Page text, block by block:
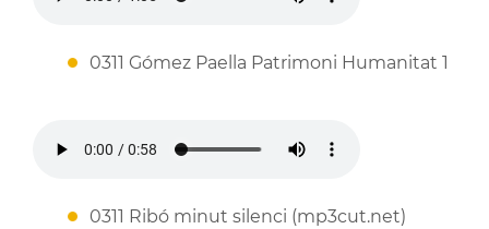
0311 Gómez Paella Patrimoni Humanitat 1
0311 Ribó minut silenci (mp3cut.net)